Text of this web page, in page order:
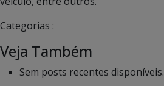
Categorias :
Veja Também
Sem posts recentes disponíveis.